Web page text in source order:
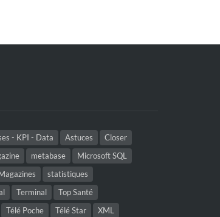
- KPI - Data Astuces
Closer
metabase
Microsoft SQL
statistiques
Terminal
Top Santé
Télé Poche Télé Star XML